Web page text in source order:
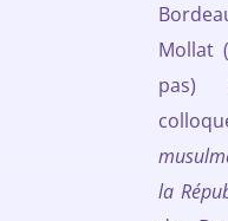
Mollat
pas)
la